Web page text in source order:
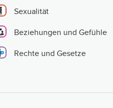
Sexualität
Beziehungen und Gefühle
Rechte und Gesetze